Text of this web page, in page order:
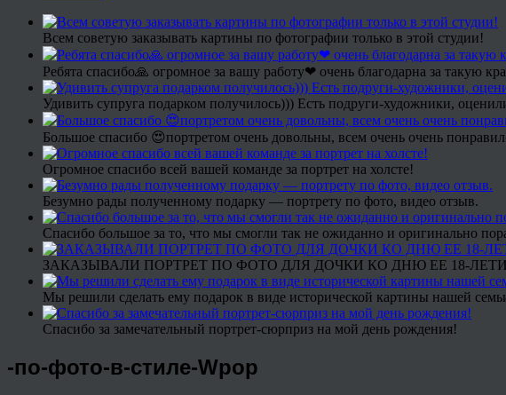
Всем советую заказывать картины по фотографии только в этой студии!
Ребята спасибо🙏 огромное за вашу работу❤ очень благодарна за такую
Удивить супруга подарком получилось))) Есть подруги-художники,
Большое спасибо 😍портретом очень довольны, всем очень очень
Огромное спасибо всей вашей команде за портрет на холсте!
Безумно рады полученному подарку — портрету по фото, видео отзыв.
Спасибо большое за то, что мы смогли так не ожиданно и оригинально
ЗАКАЗЫВАЛИ ПОРТРЕТ ПО ФОТО ДЛЯ ДОЧКИ КО ДНЮ ЕЕ 18-
Мы решили сделать ему подарок в виде исторической картины нашей
Спасибо за замечательный портрет-сюрприз на мой день рождения!
-по-фото-в-стиле-Wpop